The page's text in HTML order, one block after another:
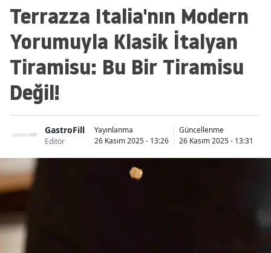
Terrazza Italia'nın Modern
Yorumuyla Klasik İtalyan
Tiramisu: Bu Bir Tiramisu
Değil!
GastroFill
Editör
Yayınlanma
26 Kasım 2025 - 13:26
Güncellenme
26 Kasım 2025 - 13:31